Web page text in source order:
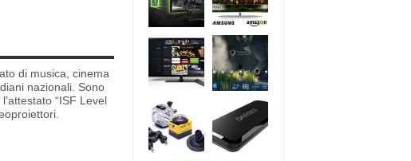
di musica, cinema
nazionali. Sono
“ISF Level